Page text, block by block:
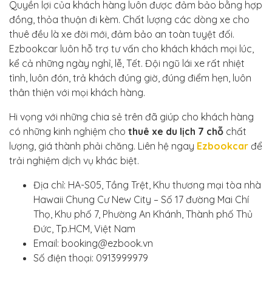
Quyền lợi của khách hàng luôn được đảm bảo bằng hợp
đồng, thỏa thuận đi kèm. Chất lượng các dòng xe cho
thuê đều là xe đời mới, đảm bảo an toàn tuyệt đối.
Ezbookcar luôn hỗ trợ tư vấn cho khách khách mọi lúc,
kể cả những ngày nghỉ, lễ, Tết. Đội ngũ lái xe rất nhiệt
tình, luôn đón, trả khách đúng giờ, đúng điểm hẹn, luôn
thân thiện với mọi khách hàng.
Hi vọng với những chia sẻ trên đã giúp cho khách hàng
có những kinh nghiệm cho thuê xe du lịch 7 chỗ chất
lượng, giá thành phải chăng. Liên hệ ngay Ezbookcar để
trải nghiệm dịch vụ khác biệt.
Địa chỉ: HA-S05, Tầng Trệt, Khu thương mại tòa nhà
Hawaii Chung Cư New City – Số 17 đường Mai Chí
Thọ, Khu phố 7, Phường An Khánh, Thành phố Thủ
Đức, Tp.HCM, Việt Nam
Email: booking@ezbook.vn
Số điện thoại: 0913999979